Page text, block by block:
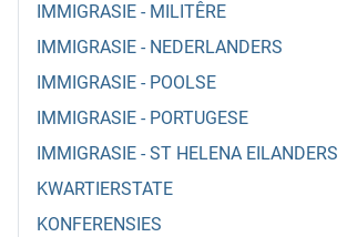
IMMIGRASIE - MILITÊRE
IMMIGRASIE - NEDERLANDERS
IMMIGRASIE - POOLSE
IMMIGRASIE - PORTUGESE
IMMIGRASIE - ST HELENA EILANDERS
KWARTIERSTATE
KONFERENSIES